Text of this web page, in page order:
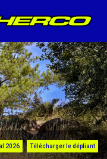
2026 Télécharger le dépliant